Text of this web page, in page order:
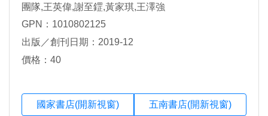
團隊,王英偉,謝至鎠,黃家琪,王澤強
GPN：1010802125
出版／創刊日期：2019-12
價格：40
國家書店(開新視窗) 五南書店(開新視窗)